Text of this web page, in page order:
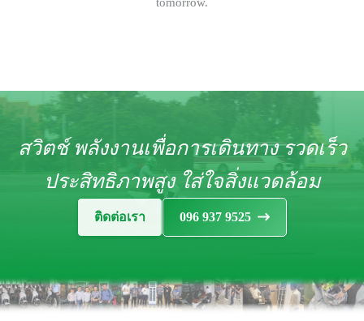
สวิตช์ พลังงานเพื่อการเดินทาง รวดเร็ว
ประสิทธิภาพสูง ใส่ใจสิ่งแวดล้อม
ติดต่อเรา 096 937 9525